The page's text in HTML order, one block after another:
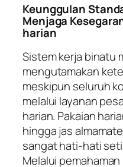
Keunggulan
Menjaga
harian
Sistem kerja binatu
mengutamakan
meskipun seluruh
melalui layanan
harian. Pakaian
hingga jas
sangat hati-hati
Melalui